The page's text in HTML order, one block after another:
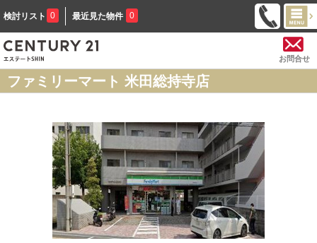
検討リスト 0 最近見た物件 0
お問合せ
ファミリーマート 米田総持寺店